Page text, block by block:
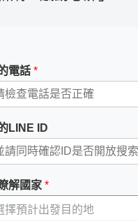
電話 *
LINE ID
解國家 *
擇預計出發目的地